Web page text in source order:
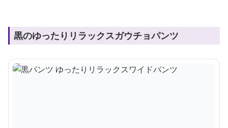
黒のゆったりリラックスガウチョパンツ